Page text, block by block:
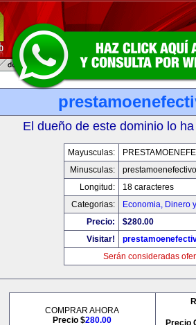
El dueño de este dominio lo
Mayusculas:
Minusculas:
Longitud:
18 caracteres
Categorias:
Economia, Dinero
Precio:
$280.00
Visitar!
Serán consideradas
COMPRAR AHORA
Precio $280.00
Precio